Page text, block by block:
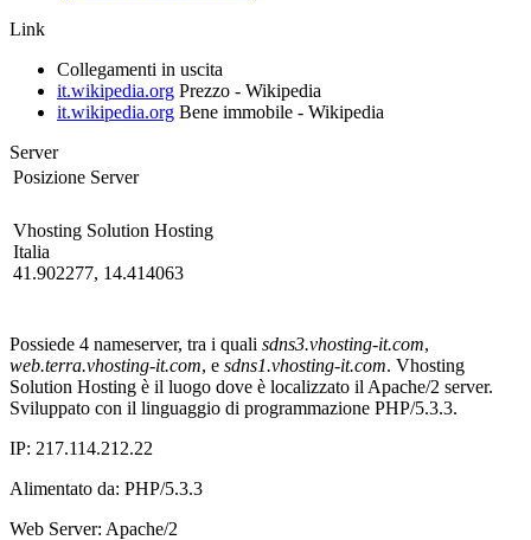
Link
Collegamenti in uscita
it.wikipedia.org Prezzo - Wikipedia
it.wikipedia.org Bene immobile - Wikipedia
Server
Posizione Server
Vhosting Solution Hosting
Italia
41.902277, 14.414063
Possiede 4 nameserver, tra i quali sdns3.vhosting-it.com,
web.terra.vhosting-it.com, e sdns1.vhosting-it.com. Vhosting
Solution Hosting è il luogo dove è localizzato il Apache/2 server.
Sviluppato con il linguaggio di programmazione PHP/5.3.3.
IP: 217.114.212.22
Alimentato da: PHP/5.3.3
Web Server: Apache/2